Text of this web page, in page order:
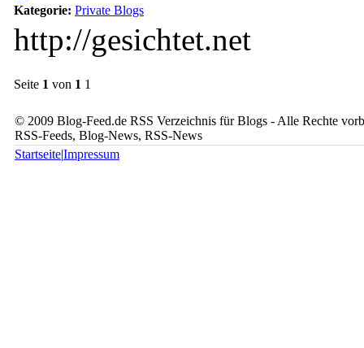
Kategorie: Private Blogs
http://gesichtet.net
Seite 1 von 1 1
© 2009 Blog-Feed.de RSS Verzeichnis für Blogs - Alle Rechte
RSS-Feeds, Blog-News, RSS-News
Startseite|Impressum